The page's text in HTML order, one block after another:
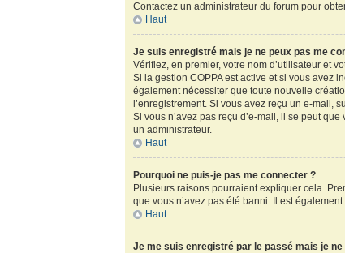
Contactez un administrateur du forum pour
Haut
Je suis enregistré mais je ne peux pas me
Vérifiez, en premier, votre nom d’utilisateur et
Si la gestion COPPA est active et si vous avez
également nécessiter que toute nouvelle
l’enregistrement. Si vous avez reçu un e-mail,
Si vous n’avez pas reçu d’e-mail, il se peut
un administrateur.
Haut
Pourquoi ne puis-je pas me connecter ?
Plusieurs raisons pourraient expliquer cela.
que vous n’avez pas été banni. Il est
Haut
Je me suis enregistré par le passé mais je